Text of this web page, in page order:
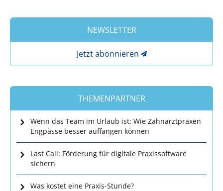
NEWSLETTER
Jetzt abonnieren
THEMENPARTNER
Wenn das Team im Urlaub ist: Wie Zahnarztpraxen
Engpässe besser auffangen können
Last Call: Förderung für digitale Praxissoftware
sichern
Was kostet eine Praxis-Stunde?